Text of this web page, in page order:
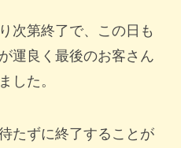
次第終了で、この日も
運良く最後のお客さん
した。
たずに終了することが